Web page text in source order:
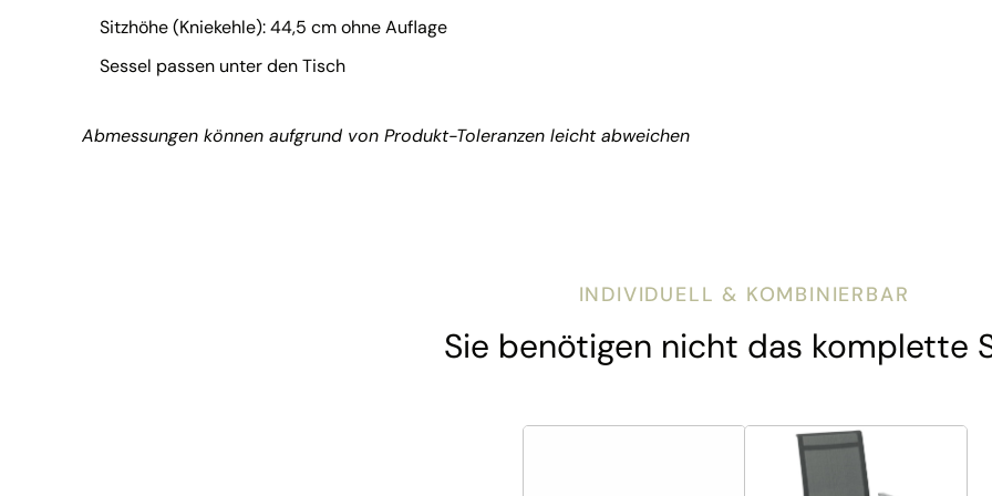
Sitzhöhe (Kniekehle): 44,5 cm ohne Auflage
Sessel passen unter den Tisch
Abmessungen können aufgrund von Produkt-Toleranzen leicht abweichen
INDIVIDUELL & KOMBINIERBAR
Sie benötigen nicht das komplette